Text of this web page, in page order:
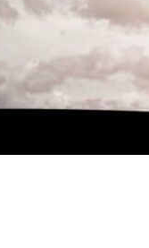
ty TNHH công nghệ